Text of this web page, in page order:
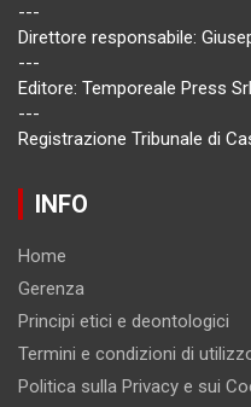
---
Direttore responsabile:
---
Editore: Temporeale Press
---
Registrazione Tribunale di
INFO
Home
Gerenza
Principi etici e deontologici
Termini e condizioni di
Politica sulla Privacy e sui